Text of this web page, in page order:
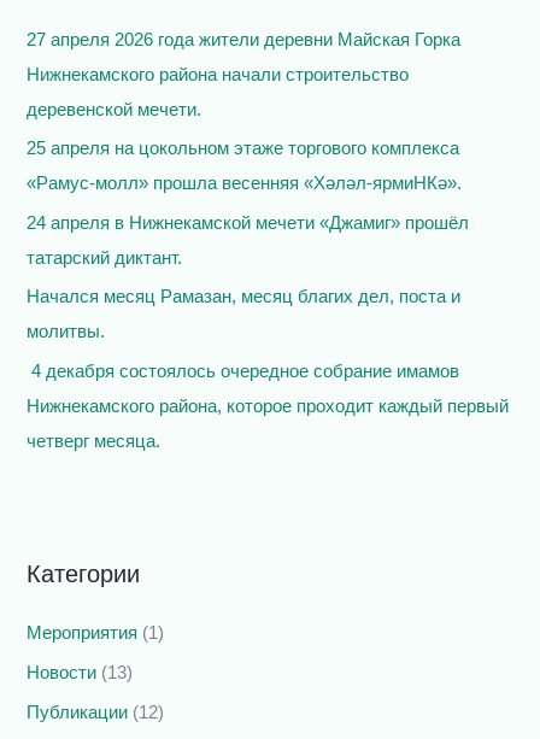
27 апреля 2026 года жители деревни Майская Горка
Нижнекамского района начали строительство
деревенской мечети.
25 апреля на цокольном этаже торгового комплекса
«Рамус-молл» прошла весенняя «Хәләл-ярмиНКә».
24 апреля в Нижнекамской мечети «Джамиг» прошёл
татарский диктант.
Начался месяц Рамазан, месяц благих дел, поста и
молитвы.
4 декабря состоялось очередное собрание имамов
Нижнекамского района, которое проходит каждый первый
четверг месяца.
Категории
Мероприятия (1)
Новости (13)
Публикации (12)